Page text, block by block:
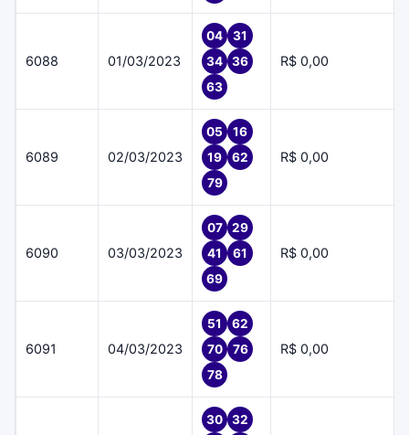
6088 01/03/2023
04
31
34
36
63
R$ 0,00
6089 02/03/2023
05
16
19
62
79
R$ 0,00
6090 03/03/2023
07
29
41
61
69
R$ 0,00
6091 04/03/2023
51
62
70
76
78
R$ 0,00
30
32